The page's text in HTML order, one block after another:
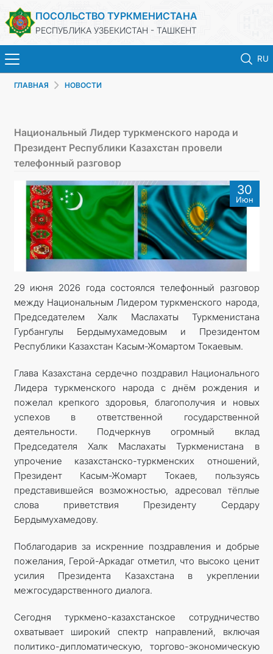
ПОСОЛЬСТВО ТУРКМЕНИСТАНА
РЕСПУБЛИКА УЗБЕКИСТАН - ТАШКЕНТ
RU
КОНСУЛЬСКИЕ УСЛУГИ
МИД
КОНТАКТНЫЕ ДАННЫЕ
ГЛАВНАЯ НОВОСТИ
Национальный Лидер туркменского народа и
Президент Республики Казахстан провели
телефонный разговор
30
Июн
29 июня 2026 года состоялся телефонный разговор
между Национальным Лидером туркменского народа,
Председателем Халк Маслахаты Туркменистана
Гурбангулы Бердымухамедовым и Президентом
Республики Казахстан Касым-Жомартом Токаевым.
Глава Казахстана сердечно поздравил Национального
Лидера туркменского народа с днём рождения и
пожелал крепкого здоровья, благополучия и новых
успехов в ответственной государственной
деятельности. Подчеркнув огромный вклад
Председателя Халк Маслахаты Туркменистана в
упрочение казахстанско-туркменских отношений,
Президент Касым-Жомарт Токаев, пользуясь
представившейся возможностью, адресовал тёплые
слова приветствия Президенту Сердару
Бердымухамедову.
Поблагодарив за искренние поздравления и добрые
пожелания, Герой-Аркадаг отметил, что высоко ценит
усилия Президента Казахстана в укреплении
межгосударственного диалога.
Сегодня туркмено-казахстанское сотрудничество
охватывает широкий спектр направлений, включая
политико-дипломатическую, торгово-экономическую